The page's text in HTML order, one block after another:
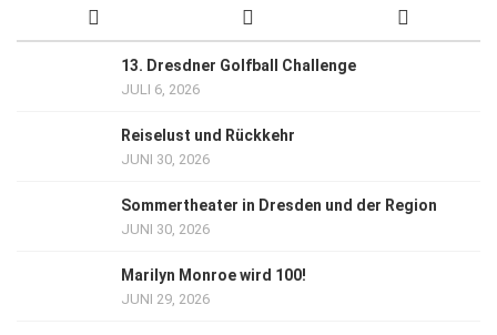
13. Dresdner Golfball Challenge
JULI 6, 2026
Reiselust und Rückkehr
JUNI 30, 2026
Sommertheater in Dresden und der Region
JUNI 30, 2026
Marilyn Monroe wird 100!
JUNI 29, 2026